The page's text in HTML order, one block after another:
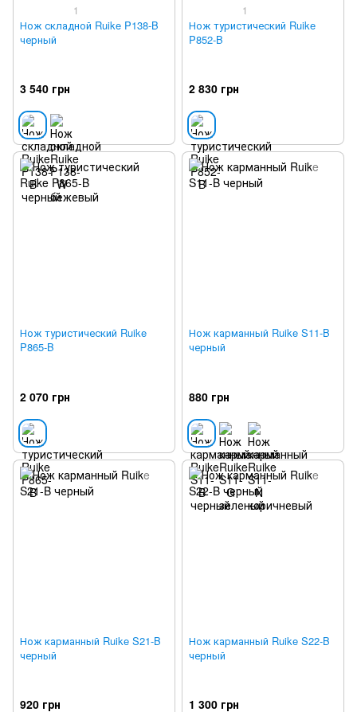
1
Нож складной Ruike P138-B
черный
3 540 грн
1
Нож туристический Ruike
P852-B
2 830 грн
Нож туристический Ruike
P865-B
2 070 грн
Нож карманный Ruike S11-B
черный
880 грн
Нож карманный Ruike S21-B
черный
920 грн
Нож карманный Ruike S22-B
черный
1 300 грн